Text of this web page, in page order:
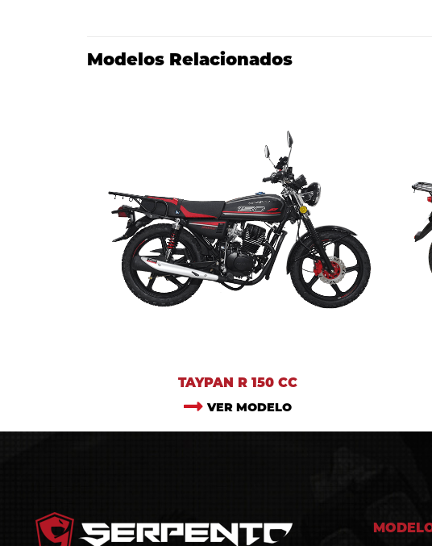
Modelos Relacionados
TAYPAN R 150 CC
VER MODELO